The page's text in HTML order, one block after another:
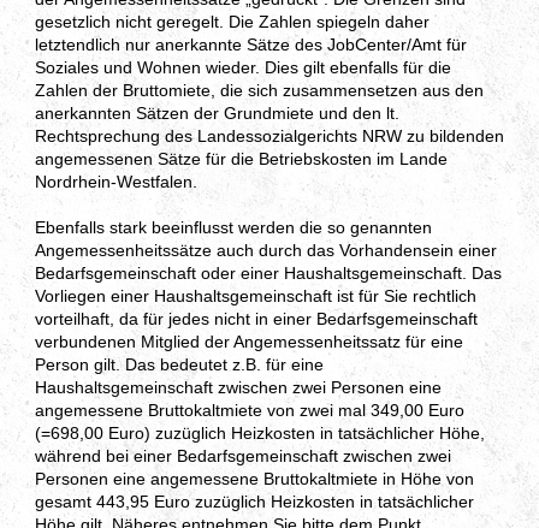
gesetzlich nicht geregelt. Die Zahlen spiegeln daher
letztendlich nur anerkannte Sätze des JobCenter/Amt für
Soziales und Wohnen wieder. Dies gilt ebenfalls für die
Zahlen der Bruttomiete, die sich zusammensetzen aus den
anerkannten Sätzen der Grundmiete und den lt.
Rechtsprechung des Landessozialgerichts NRW zu bildenden
angemessenen Sätze für die Betriebskosten im Lande
Nordrhein-Westfalen.
Ebenfalls stark beeinflusst werden die so genannten
Angemessenheitssätze auch durch das Vorhandensein einer
Bedarfsgemeinschaft oder einer Haushaltsgemeinschaft. Das
Vorliegen einer Haushaltsgemeinschaft ist für Sie rechtlich
vorteilhaft, da für jedes nicht in einer Bedarfsgemeinschaft
verbundenen Mitglied der Angemessenheitssatz für eine
Person gilt. Das bedeutet z.B. für eine
Haushaltsgemeinschaft zwischen zwei Personen eine
angemessene Bruttokaltmiete von zwei mal 349,00 Euro
(=698,00 Euro) zuzüglich Heizkosten in tatsächlicher Höhe,
während bei einer Bedarfsgemeinschaft zwischen zwei
Personen eine angemessene Bruttokaltmiete in Höhe von
gesamt 443,95 Euro zuzüglich Heizkosten in tatsächlicher
Höhe gilt. Näheres entnehmen Sie bitte dem Punkt